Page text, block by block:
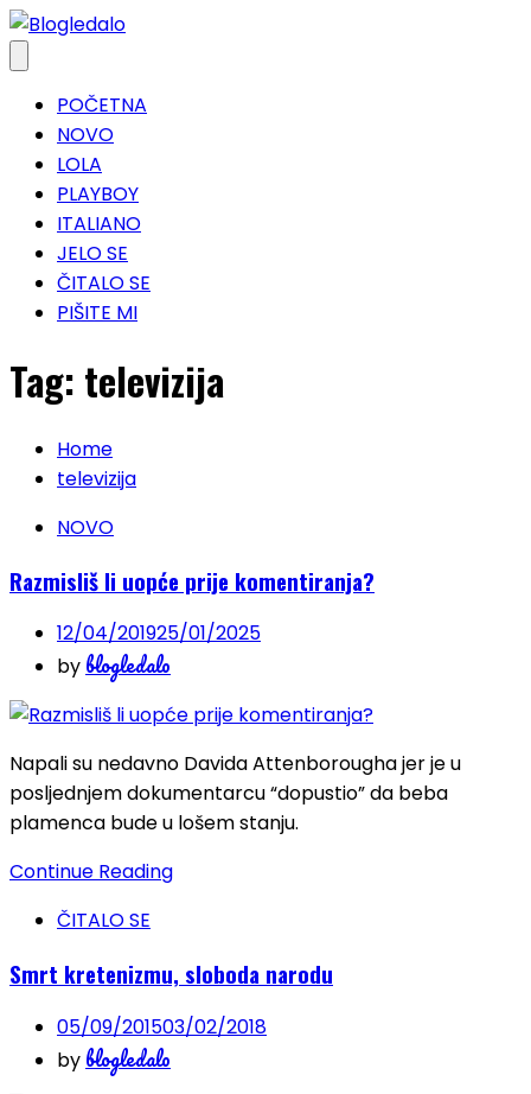
Skip
to
POČETNA
NOVO
LOLA
PLAYBOY
ITALIANO
JELO SE
ČITALO SE
PIŠITE MI
Tag: televizija
Home
televizija
NOVO
Razmisliš li uopće prije komentiranja?
12/04/201925/01/2025
by blogledalo
Napali su nedavno Davida Attenborougha jer je u
posljednjem dokumentarcu “dopustio” da beba
plamenca bude u lošem stanju.
Continue Reading
ČITALO SE
Smrt kretenizmu, sloboda narodu
05/09/201503/02/2018
by blogledalo